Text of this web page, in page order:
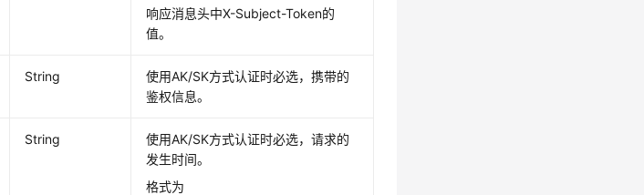
响应消息头中X-Subject-Token的
值。
String
使用AK/SK方式认证时必选，携带的
鉴权信息。
String
使用AK/SK方式认证时必选，请求的
发生时间。
格式为